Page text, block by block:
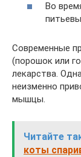
Во
Современные
(порошок или
лекарства.
неизменно
мышцы.
Читайте
коты